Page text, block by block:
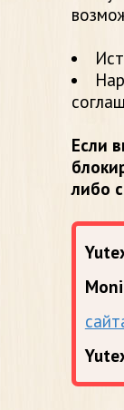
Если
либо